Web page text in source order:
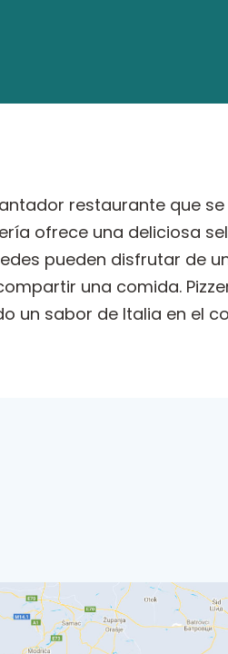
restaurante que
ofrece una deliciosa
pueden disfrutar de
una comida.
sabor de Italia en el